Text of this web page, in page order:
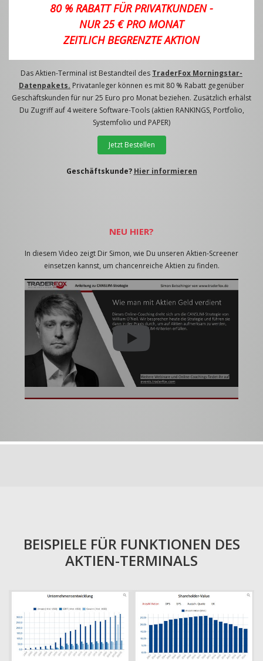
80 % RABATT FÜR PRIVATKUNDEN -
NUR 25 € PRO MONAT
ZEITLICH BEGRENZTE AKTION
Das Aktien-Terminal ist Bestandteil des TraderFox Morningstar-
Datenpakets. Privatanleger können es mit 80 % Rabatt gegenüber
Geschäftskunden für nur 25 Euro pro Monat beziehen. Zusätzlich erhälst
Du Zugriff auf 4 weitere Software-Tools (aktien RANKINGS, Portfolio,
Systemfolio und PAPER)
Jetzt Bestellen
Geschäftskunde? Hier informieren
NEU HIER?
In diesem Video zeigt Dir Simon, wie Du unseren Aktien-Screener
einsetzen kannst, um chancenreiche Aktien zu finden.
BEISPIELE FÜR FUNKTIONEN DES
AKTIEN-TERMINALS